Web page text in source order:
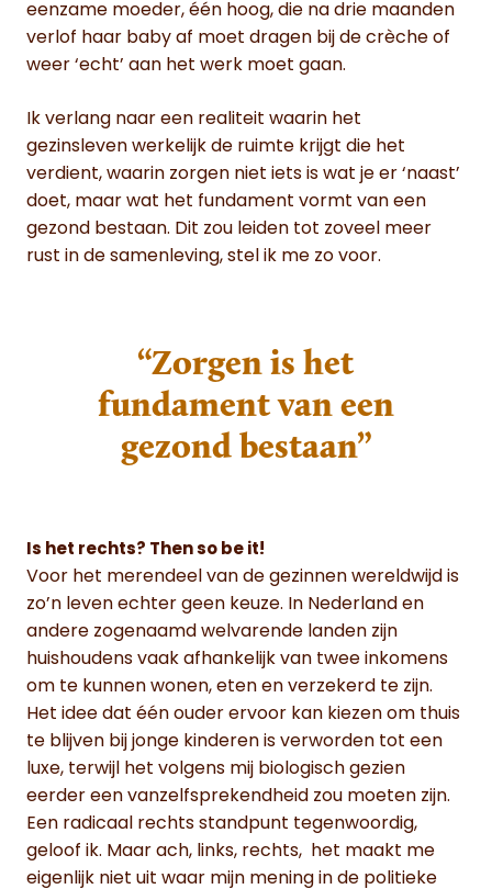
eenzame moeder, één hoog, die na drie maanden
verlof haar baby af moet dragen bij de crèche of
weer ‘echt’ aan het werk moet gaan.
Ik verlang naar een realiteit waarin het
gezinsleven werkelijk de ruimte krijgt die het
verdient, waarin zorgen niet iets is wat je er ‘naast’
doet, maar wat het fundament vormt van een
gezond bestaan. Dit zou leiden tot zoveel meer
rust in de samenleving, stel ik me zo voor.
“Zorgen is het
fundament van een
gezond bestaan”
Is het rechts? Then so be it!
Voor het merendeel van de gezinnen wereldwijd is
zo’n leven echter geen keuze. In Nederland en
andere zogenaamd welvarende landen zijn
huishoudens vaak afhankelijk van twee inkomens
om te kunnen wonen, eten en verzekerd te zijn.
Het idee dat één ouder ervoor kan kiezen om thuis
te blijven bij jonge kinderen is verworden tot een
luxe, terwijl het volgens mij biologisch gezien
eerder een vanzelfsprekendheid zou moeten zijn.
Een radicaal rechts standpunt tegenwoordig,
geloof ik. Maar ach, links, rechts, het maakt me
eigenlijk niet uit waar mijn mening in de politieke